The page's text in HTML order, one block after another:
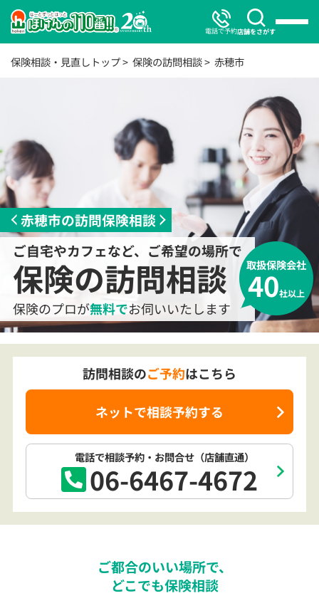
電話で予約店舗をさがす
保険相談・見直しトップ 保険の訪問相談 赤穂市
赤穂市の訪問保険相談
ご自宅やカフェなど、ご希望の場所で
保険の訪問相談
保険のプロが無料でお伺いいたします
取扱保険会社
40社以上
電話で相談予約 ・お問合せ （店舗直通）
06-6467-4672
訪問相談のご予約はこちら
ネットで相談予約する
ご都合のいい場所で、
どこでも保険相談